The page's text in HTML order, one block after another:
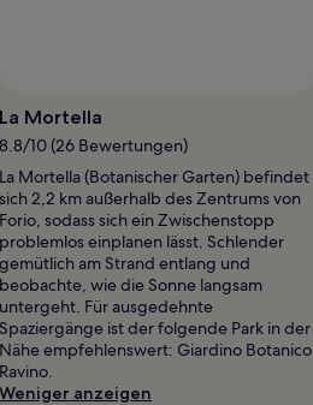
La Mortella
8.8/10 (26 Bewertungen)
La Mortella (Botanischer Garten) befindet
sich 2,2 km außerhalb des Zentrums von
Forio, sodass sich ein Zwischenstopp
problemlos einplanen lässt. Schlender
gemütlich am Strand entlang und
beobachte, wie die Sonne langsam
untergeht. Für ausgedehnte
Spaziergänge ist der folgende Park in der
Nähe empfehlenswert: Giardino Botanico
Ravino.
Weniger anzeigen